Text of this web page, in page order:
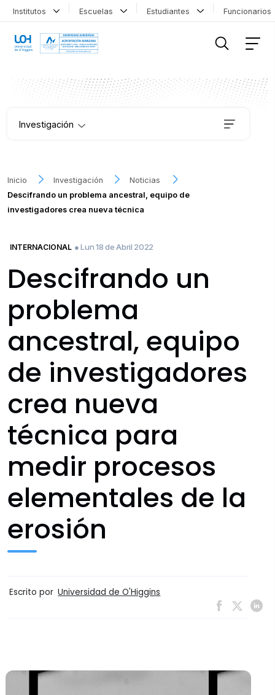
Institutos Escuelas Estudiantes
Investigación
Proyectos
Convocatorias
Documentos descargables
Inicio Investigación
Noticias
Descifrando un problema ancestral, equipo de
investigadores crea nueva técnica
INTERNACIONAL ● Lun 18 de Abril 2022
Descifrando un
problema
ancestral, equipo
de investigadores
crea nueva
técnica para
medir procesos
elementales de la
erosión
Escrito por Universidad de O'Higgins